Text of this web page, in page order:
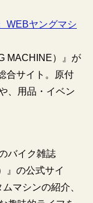
WEBヤングマシ
MACHINE）』が
合サイト。原付
、用品・イベン
バイク雑誌
』の公式サイ
マシンの紹介、